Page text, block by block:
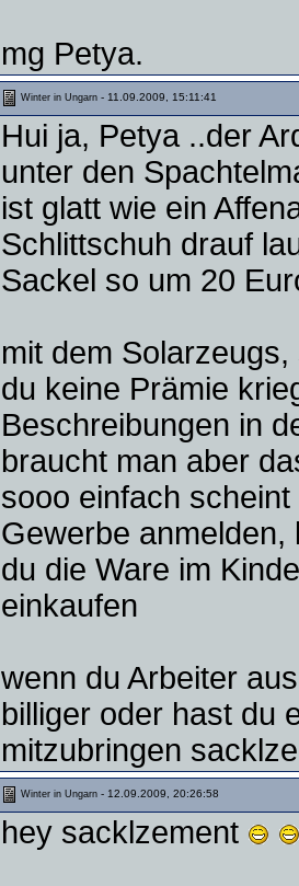
mg Petya.
Winter in Ungarn - 11.09.2009, 15:11:41
Hui ja, Petya ..der
unter den
ist glatt wie ein
Schlittschuh drauf
Sackel so um 20
mit dem
du keine Prämie
Beschreibungen in
braucht man aber
sooo einfach
Gewerbe
du die Ware im
einkaufen
wenn du Arbeiter
billiger oder hast du
mitzubringen
Winter in Ungarn - 12.09.2009, 20:26:58
hey sacklzement